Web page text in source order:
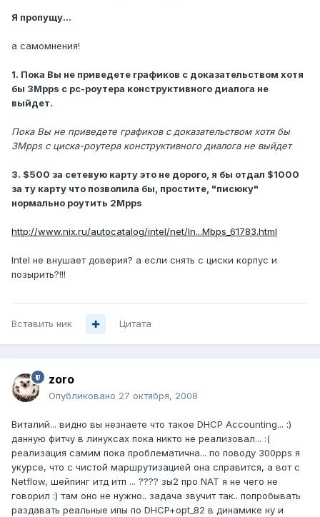
Я пропущу...
а самомнения!
1. Пока Вы не приведете графиков с доказательством хотя
бы 3Mpps с pc-роутера конструктивного диалога не
выйдет.
Пока Вы не приведете графиков с доказательством хотя бы
3Mpps с циска-роутера конструктивного диалога не выйдет
3. $500 за сетевую карту это не дорого, я бы отдал $1000
за ту карту что позволила бы, простите, "писюку"
нормально роутить 2Mpps
http://www.nix.ru/autocatalog/intel/net/In...Mbps_61783.html
Intel не внушает доверия? а если снять с циски корпус и
позырить?!!!
Вставить ник Цитата
zoro
Опубликовано 27 октября, 2008
Виталий... видно вы незнаете что такое DHCP Accounting... :)
данную фитчу в линуксах пока никто не реализовал... :(
реализация самим пока проблематична... по поводу 300pps я
укурсе, что с чистой маршрутизацией она справится, а вот с
Netflow, шейпинг итд итп ... ???? зы2 про NAT я не чего не
говорил :) там оно не нужно.. задача звучит так.. попробывать
раздавать реальные ипы по DHCP+opt_82 в динамике ну и